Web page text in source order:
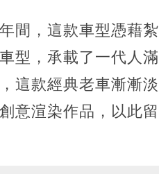
間，這款車型憑藉紮
型，承載了一代人滿
這款經典老車漸漸淡
意渲染作品，以此留